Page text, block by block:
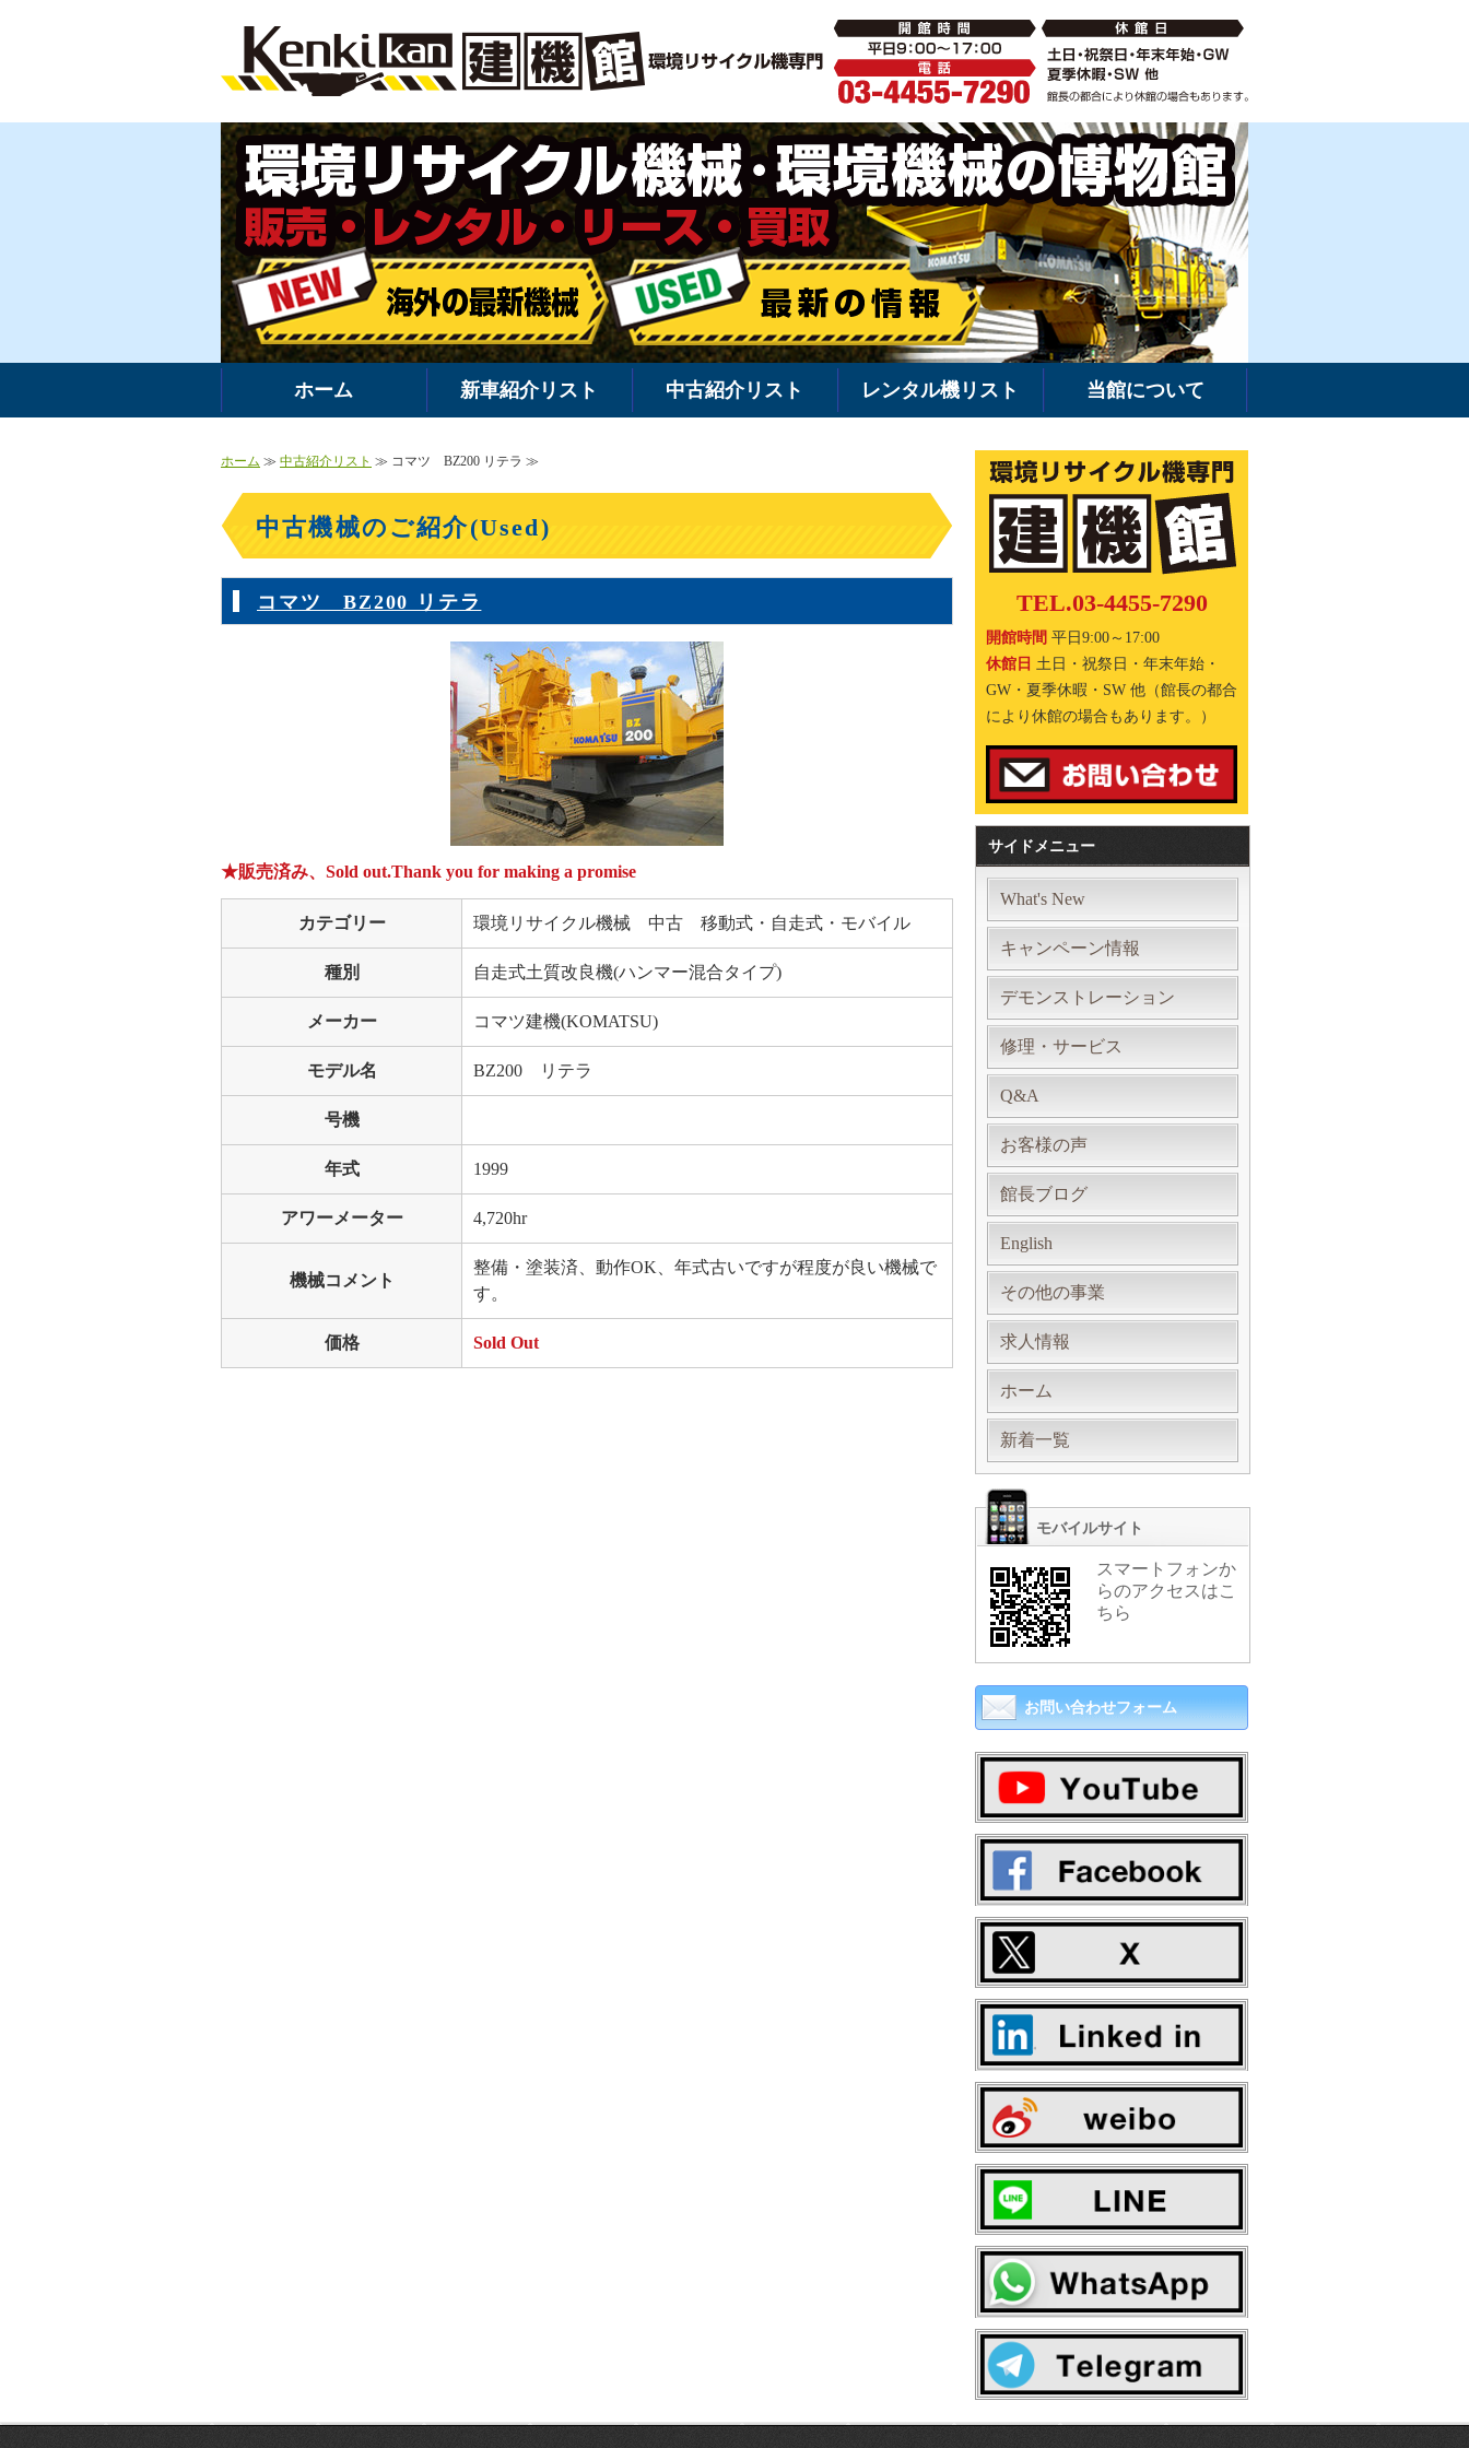
ホーム 新車紹介リスト 中古紹介リスト レンタル機リスト 当館について
ホーム ≫ 中古紹介リスト ≫ コマツ BZ200 リテラ ≫
中古機械のご紹介(Used)
コマツ BZ200 リテラ
★販売済み、Sold out.Thank you for making a promise
カテゴリー 環境リサイクル機械 中古 移動式・自走式・モバイル
種別 自走式土質改良機(ハンマー混合タイプ)
メーカー コマツ建機(KOMATSU)
モデル名 BZ200 リテラ
号機
年式 1999
アワーメーター 4,720hr
機械コメント
整備・塗装済、動作OK、年式古いですが程度が良い機械で
す。
価格 Sold Out
TEL.03-4455-7290
開館時間 平日9:00～17:00
休館日 土日・祝祭日・年末年始・
GW・夏季休暇・SW 他（館長の都合
により休館の場合もあります。）
サイドメニュー
What's New
キャンペーン情報
デモンストレーション
修理・サービス
Q&A
お客様の声
館長ブログ
English
その他の事業
求人情報
ホーム
新着一覧
モバイルサイト
スマートフォンか
らのアクセスはこ
ちら
お問い合わせフォーム